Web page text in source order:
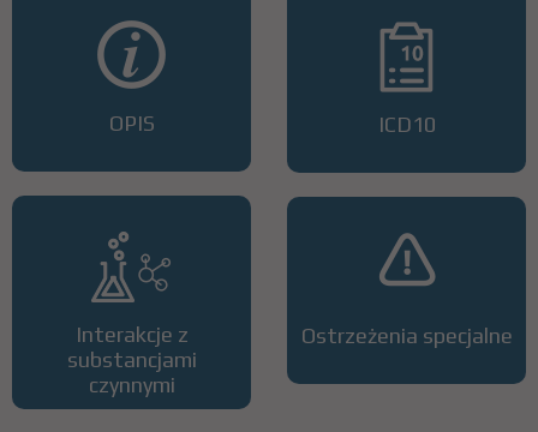
OPIS
Interakcje z
substancjami
czynnymi
ICD10
Ostrzeżenia specjalne